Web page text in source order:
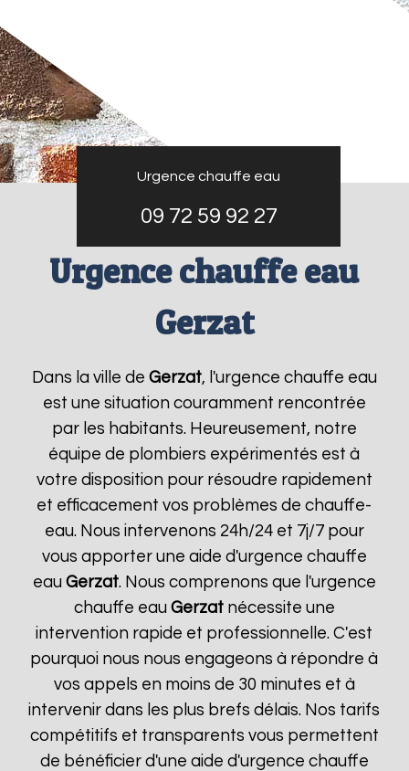
Urgence chauffe eau
09 72 59 92 27
Urgence chauffe eau
Gerzat
Dans la ville de Gerzat, l'urgence chauffe eau
est une situation couramment rencontrée
par les habitants. Heureusement, notre
équipe de plombiers expérimentés est à
votre disposition pour résoudre rapidement
et efficacement vos problèmes de chauffe-
eau. Nous intervenons 24h/24 et 7j/7 pour
vous apporter une aide d'urgence chauffe
eau Gerzat. Nous comprenons que l'urgence
chauffe eau Gerzatnécessite une
intervention rapide et professionnelle. C'est
pourquoi nous nous engageons à répondre à
vos appels en moins de 30 minutes et à
intervenir dans les plus brefs délais. Nos tarifs
compétitifs et transparents vous permettent
de bénéficier d'une aide d'urgence chauffe